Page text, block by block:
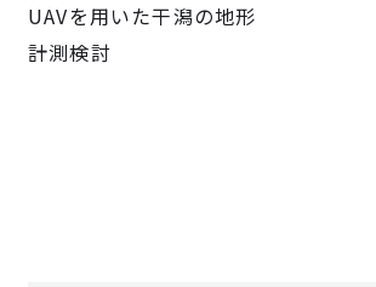
UAVを用いた干潟の地形
計測検討